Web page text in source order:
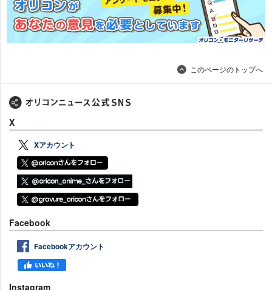
このページのトップへ
X
Xアカウント
Facebook
Facebookアカウント
Instagram